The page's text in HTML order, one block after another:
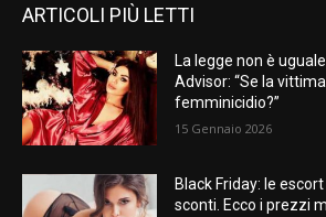
ARTICOLI PIÙ LETTI
La legge non è
Advisor: “Se la
femminicidio?”
15 Gennaio 2026
Black Friday: le
sconti. Ecco i prezzi